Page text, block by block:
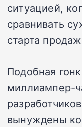
ситуацией,
сравнивать
старта
Подобная
миллиампер-
вынуждены